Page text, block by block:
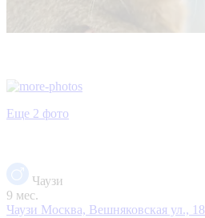
Еще 2 фото
Чаузи
9 мес.
Чаузи Москва, Вешняковская ул., 18